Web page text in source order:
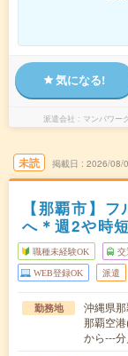
気になる!
派遣会社 マンパワー
未読 掲載日 2026/08/
【那覇市】
へ＊週2や時
職種未経験OK 交
WEB登録OK 派遣
勤務地
沖縄県
那覇空
から---